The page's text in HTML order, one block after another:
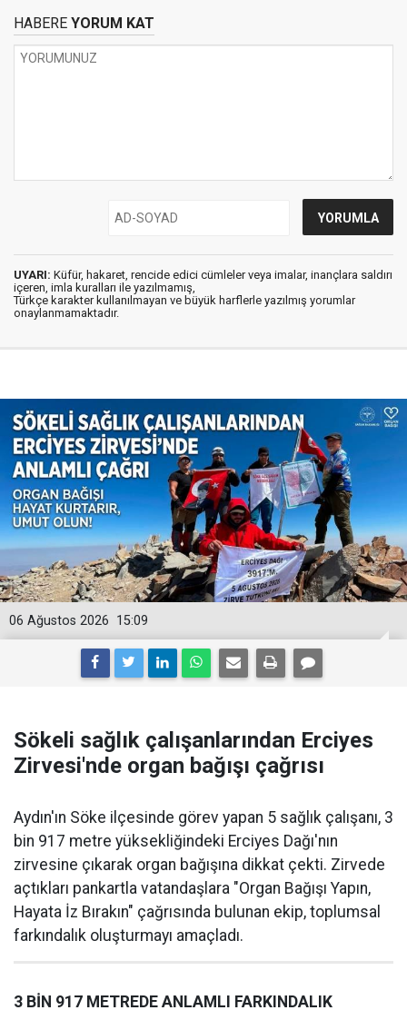
HABERE YORUM KAT
UYARI: Küfür, hakaret, rencide edici cümleler veya imalar, inançlara saldırı
içeren, imla kuralları ile yazılmamış,
Türkçe karakter kullanılmayan ve büyük harflerle yazılmış yorumlar
onaylanmamaktadır.
15:09
06 Ağustos 2026
Sökeli sağlık çalışanlarından Erciyes
Zirvesi'nde organ bağışı çağrısı
Aydın'ın Söke ilçesinde görev yapan 5 sağlık çalışanı, 3
bin 917 metre yüksekliğindeki Erciyes Dağı'nın
zirvesine çıkarak organ bağışına dikkat çekti. Zirvede
açtıkları pankartla vatandaşlara "Organ Bağışı Yapın,
Hayata İz Bırakın" çağrısında bulunan ekip, toplumsal
farkındalık oluşturmayı amaçladı.
3 BİN 917 METREDE ANLAMLI FARKINDALIK